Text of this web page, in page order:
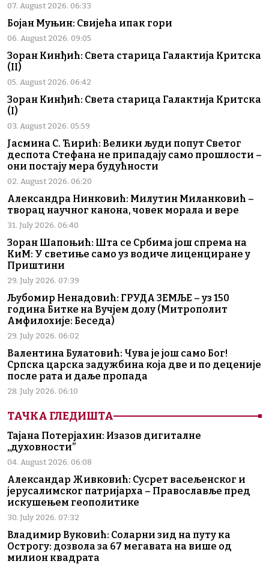
07. August 2026. 06:33
Бојан Муњин: Свијећа ипак гори
06. August 2026. 09:05
Зоран Кинђић: Света старица Галактија Критска
(II)
05. August 2026. 06:42
Зоран Кинђић: Света старица Галактија Критска
(I)
03. August 2026. 05:59
Јасмина С. Ћирић: Велики људи попут Светог
деспота Стефана не припадају само прошлости –
они постају мера будућности
02. August 2026. 06:20
Александра Нинковић: Милутин Миланковић –
творац научног канона, човек морала и вере
31. July 2026. 06:40
Зоран Шапоњић: Шта се Србима још спрема на
КиМ: У светиње само уз водиче лиценциране у
Приштини
29. July 2026. 07:39
Љубомир Ненадовић: ГРУДА ЗЕМЉЕ – уз 150
година Битке на Вучјем долу (Митрополит
Амфилохије: Беседа)
29. July 2026. 06:02
Валентина Булатовић: Чува је још само Бог!
Српска царска задужбина која две и по деценије
после рата и даље пропада
28. July 2026. 06:10
ТАЧКА ГЛЕДИШТА
Тајана Потерјахин: Изазов дигиталне
„духовности”
04. August 2026. 06:08
Александар Живковић: Сусрет васељенског и
јерусалимског патријарха – Православље пред
искушењем геополитике
30. July 2026. 07:32
Владимир Вуковић: Соларни зид на путу ка
Острогу: дозвола за 67 мегавата на више од
милион квадрата